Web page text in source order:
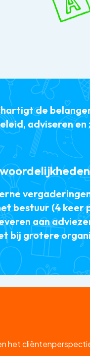
de
adviseren
bestuur (4 keer
aan
bij grotere
het